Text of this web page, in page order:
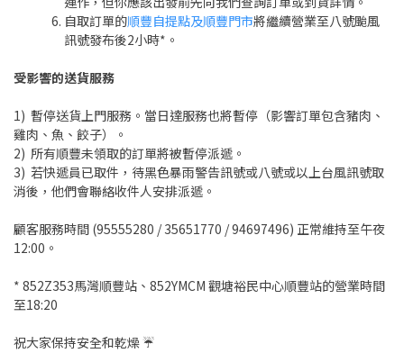
自取訂單的順豐自提點及順豐門市將繼續營業至八號颱風
訊號發布後2小時*。
受影響的送貨服務
1) 暫停送貨上門服務。當日達服務也將暫停（影響訂單包含豬肉、
雞肉、魚、餃子）。
2) 所有順豐未領取的訂單將被暫停派遞。
3) 若快遞員已取件，待黑色暴雨警告訊號或八號或以上台風訊號取
消後，他們會聯絡收件人安排派遞。
顧客服務時間 (95555280 / 35651770 / 94697496) 正常維持至午夜
12:00。
* 852Z353馬灣順豐站、852YMCM 觀塘裕民中心順豐站的營業時間
至18:20
祝大家保持安全和乾燥 ☔️